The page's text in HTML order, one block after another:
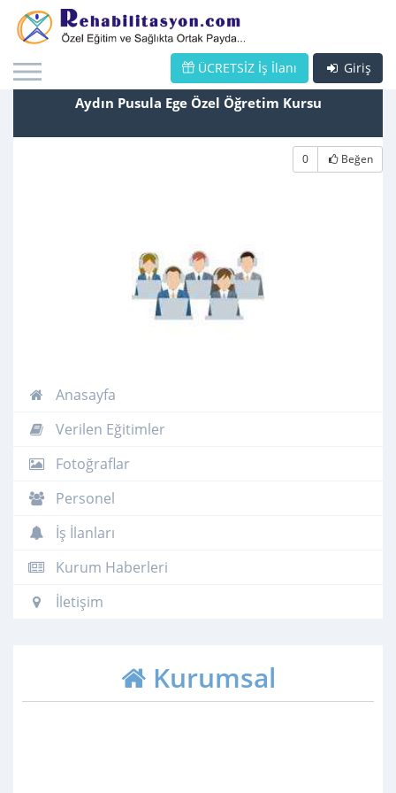
Giriş
ÜCRETSİZ İş İlanı
Aydın Pusula Ege Özel Öğretim Kursu
0 Beğen
Anasayfa
Verilen Eğitimler
Fotoğraflar
Personel
İş İlanları
Kurum Haberleri
İletişim
Kurumsal